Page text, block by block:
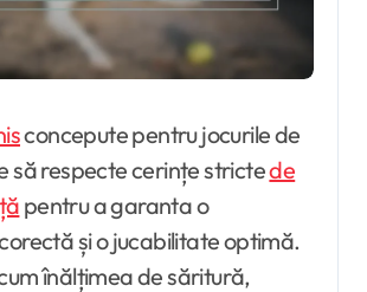
concepute pentru jocurile de
să respecte cerințe strictede
pentru a garanta o
și o jucabilitate optimă.
înălțimea de săritură,